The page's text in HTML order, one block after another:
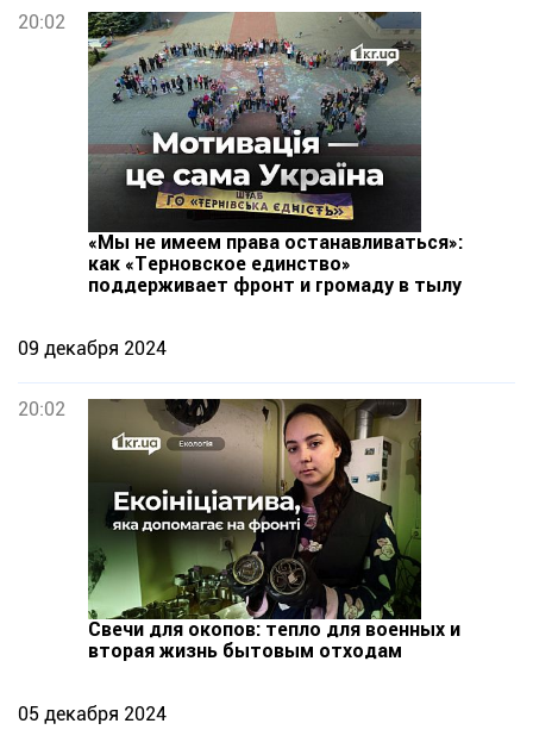
20:02
«Мы не имеем права останавливаться»:
как «Терновское единство»
поддерживает фронт и громаду в тылу
09 декабря 2024
20:02
Свечи для окопов: тепло для военных и
вторая жизнь бытовым отходам
05 декабря 2024